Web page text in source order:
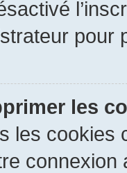
les
les cookies